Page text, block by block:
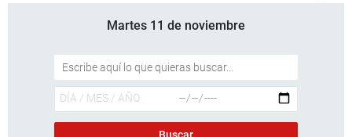
Martes 11 de noviembre